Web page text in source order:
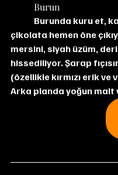
	Burun
çikolata hemen öne
mersini, siyah üzüm,
hissediliyor. Şarap
(özellikle kırmızı erik
Arka planda yoğun